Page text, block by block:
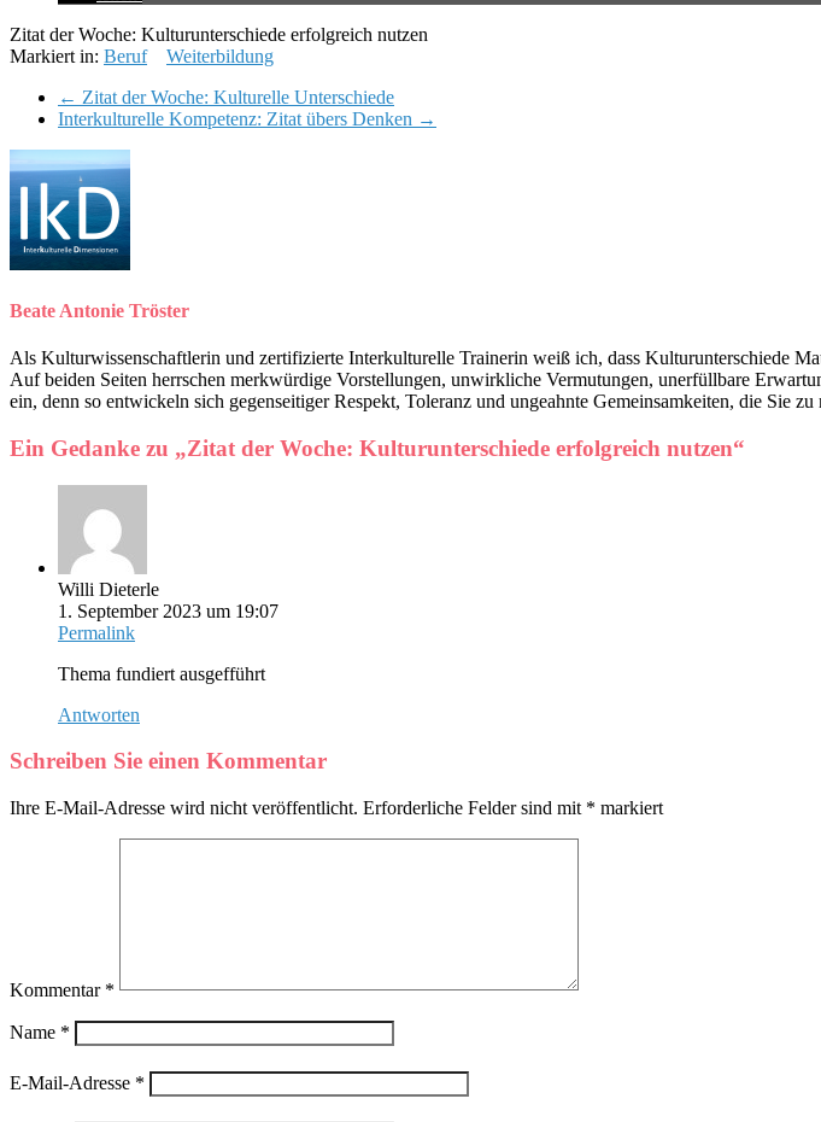
Zitat der Woche: Kulturunterschiede erfolgreich nutzen
Markiert in: Beruf
Weiterbildung
← Zitat der Woche: Kulturelle Unterschiede
Interkulturelle Kompetenz: Zitat übers Denken →
Beate Antonie Tröster
Als Kulturwissenschaftlerin und zertifizierte Interkulturelle Trainerin weiß ich, dass Kulturunterschiede
Auf beiden Seiten herrschen merkwürdige Vorstellungen, unwirkliche Vermutungen, unerfüllbare
ein, denn so entwickeln sich gegenseitiger Respekt, Toleranz und ungeahnte Gemeinsamkeiten, die Sie
Ein Gedanke zu „Zitat der Woche: Kulturunterschiede erfolgreich nutzen“
Willi Dieterle
1. September 2023 um 19:07
Permalink
Thema fundiert ausgefführt
Antworten
Schreiben Sie einen Kommentar
Ihre E-Mail-Adresse wird nicht veröffentlicht. Erforderliche Felder sind mit * markiert
Kommentar *
Name *
E-Mail-Adresse *